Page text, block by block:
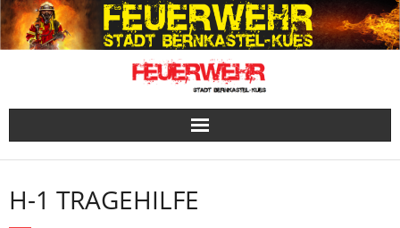
Skip
to
content
H-1 TRAGEHILFE